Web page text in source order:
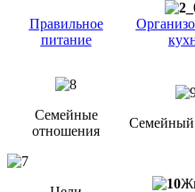
Правильное
питание
Семейные
отношения